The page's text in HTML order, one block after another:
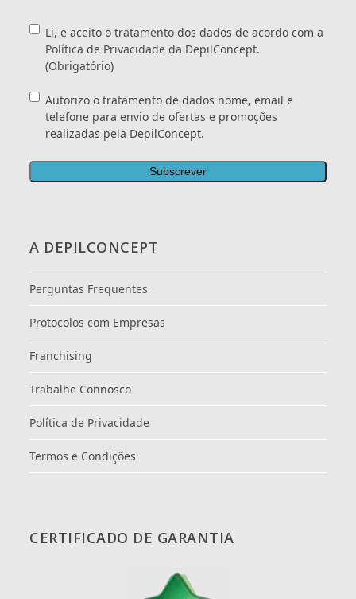
Consentimento(Obrigatório)
Li, e aceito o tratamento dos dados de acordo com a
Política de Privacidade da DepilConcept.
(Obrigatório)
Consentimento
Autorizo o tratamento de dados nome, email e
telefone para envio de ofertas e promoções
realizadas pela DepilConcept.
A DEPILCONCEPT
Perguntas Frequentes
Protocolos com Empresas
Franchising
Trabalhe Connosco
Política de Privacidade
Termos e Condições
CERTIFICADO DE GARANTIA